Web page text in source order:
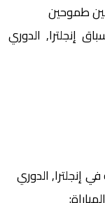
طموحين
إنجلترا, الدوري
إنجلترا, الدوري